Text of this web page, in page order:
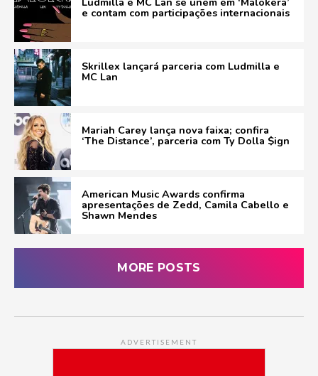
e contam com participações internacionais
Skrillex lançará parceria com Ludmilla e
MC Lan
Mariah Carey lança nova faixa; confira
‘The Distance’, parceria com Ty Dolla $ign
American Music Awards confirma
apresentações de Zedd, Camila Cabello e
Shawn Mendes
MORE POSTS
ADVERTISEMENT